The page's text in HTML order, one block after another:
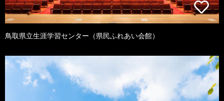
鳥取県立生涯学習センター（県民ふれあい会館）